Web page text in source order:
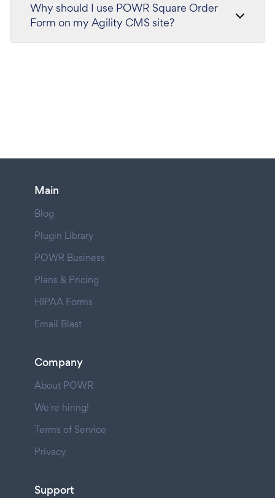
Why should I use POWR Square Order
Form on my Agility CMS site?
Main
Blog
Plugin Library
POWR Business
Plans & Pricing
HIPAA Forms
Email Blast
Company
About POWR
We're hiring!
Terms of Service
Privacy
Support